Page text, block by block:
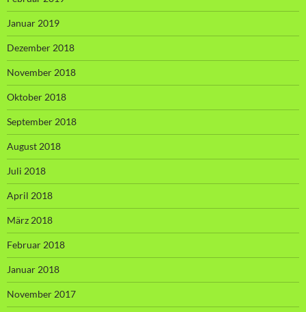
Januar 2019
Dezember 2018
November 2018
Oktober 2018
September 2018
August 2018
Juli 2018
April 2018
März 2018
Februar 2018
Januar 2018
November 2017